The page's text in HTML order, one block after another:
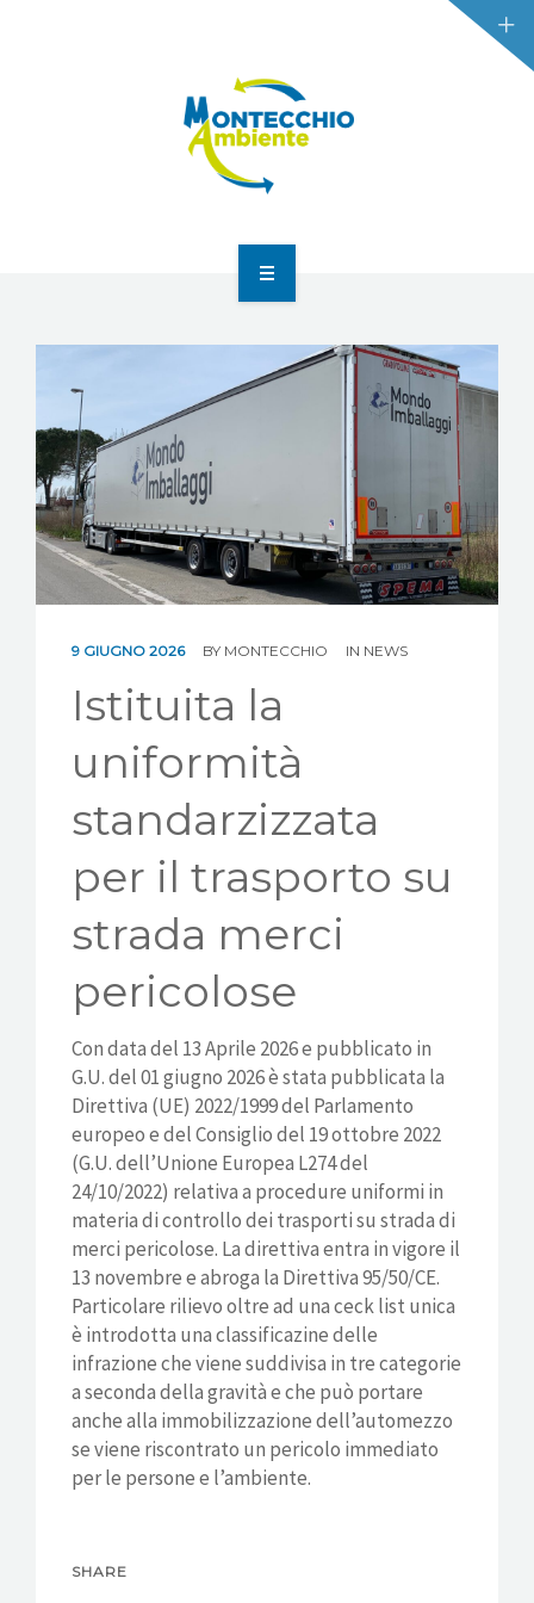
SERVIZI
ABILITAZIONI
POLITICA E CERTIFICAZIONI
ETICHETTATURA IMBALLAGGI
NEWS
CONTATTI
9 GIUGNO 2026 BY MONTECCHIO IN NEWS
Istituita la
uniformità
standarzizzata
per il trasporto su
strada merci
pericolose
Con data del 13 Aprile 2026 e pubblicato in
G.U. del 01 giugno 2026 è stata pubblicata la
Direttiva (UE) 2022/1999 del Parlamento
europeo e del Consiglio del 19 ottobre 2022
(G.U. dell’Unione Europea L274 del
24/10/2022) relativa a procedure uniformi in
materia di controllo dei trasporti su strada di
merci pericolose. La direttiva entra in vigore il
13 novembre e abroga la Direttiva 95/50/CE.
Particolare rilievo oltre ad una ceck list unica
è introdotta una classificazine delle
infrazione che viene suddivisa in tre categorie
a seconda della gravità e che può portare
anche alla immobilizzazione dell’automezzo
se viene riscontrato un pericolo immediato
per le persone e l’ambiente.
SHARE